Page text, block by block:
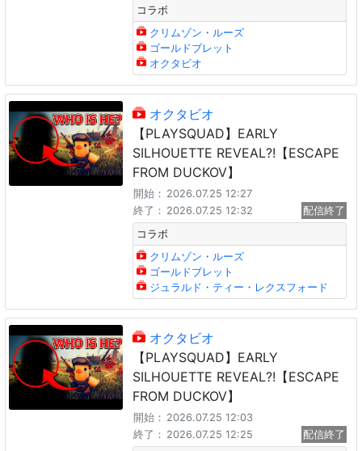
コラボ
クリムゾン・ルーズ
ゴールドブレット
オクタビオ
オクタビオ
【PLAYSQUAD】EARLY
SILHOUETTE REVEAL?!【ESCAPE
FROM DUCKOV】
開始： 2026.07.25 12:27
終了： 2026.07.25 12:32
配信終了
コラボ
クリムゾン・ルーズ
ゴールドブレット
ジュラルド・ティー・レクスフォード
オクタビオ
【PLAYSQUAD】EARLY
SILHOUETTE REVEAL?!【ESCAPE
FROM DUCKOV】
開始： 2026.07.25 12:03
終了： 2026.07.25 12:25
配信終了